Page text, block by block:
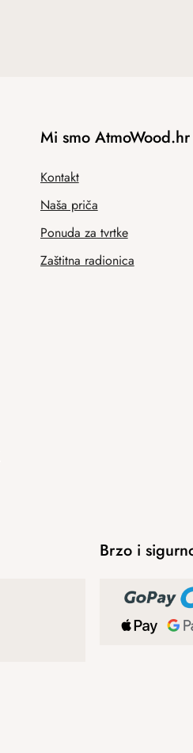
Mi smo AtmoWood.hr
Kontakt
Naša priča
Ponuda za tvrtke
Zaštitna radionica
Brzo i